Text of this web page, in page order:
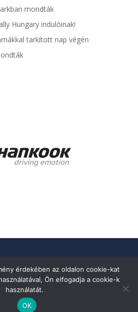
mondták
Hungary indulóinak!
tarkított nap végén
érdekében az oldalon cookie-kat
Ön elfogadja a cookie-k
használatát.
OK